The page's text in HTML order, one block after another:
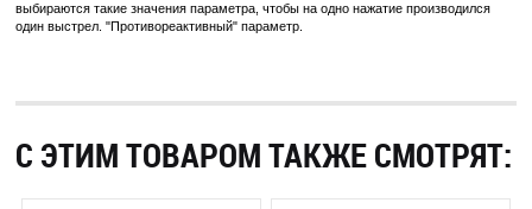
выбираются такие значения параметра, чтобы на одно нажатие производился
один выстрел. "Противореактивный" параметр.
С ЭТИМ ТОВАРОМ ТАКЖЕ СМОТРЯТ: